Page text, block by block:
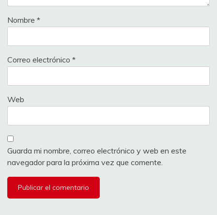
Nombre *
Correo electrónico *
Web
Guarda mi nombre, correo electrónico y web en este
navegador para la próxima vez que comente.